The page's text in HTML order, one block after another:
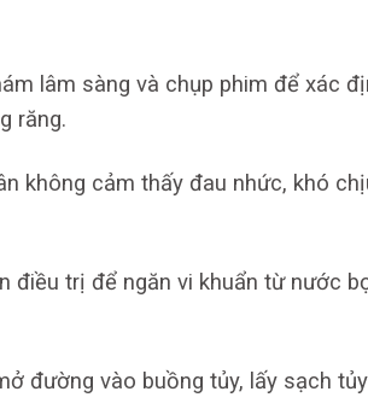
lâm sàng và chụp phim để xác
răng.
không cảm thấy đau nhức, khó
điều trị để ngăn vi khuẩn từ nước
đường vào buồng tủy, lấy sạch tủy